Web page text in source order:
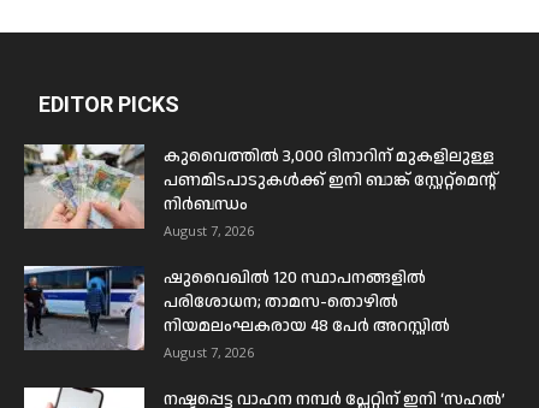
EDITOR PICKS
കുവൈത്തിൽ 3,000 ദിനാറിന് മുകളിലുള്ള
പണമിടപാടുകൾക്ക് ഇനി ബാങ്ക് സ്റ്റേറ്റ്മെന്റ്
നിർബന്ധം
August 7, 2026
ഷുവൈഖിൽ 120 സ്ഥാപനങ്ങളിൽ
പരിശോധന; താമസ-തൊഴിൽ
നിയമലംഘകരായ 48 പേർ അറസ്റ്റിൽ
August 7, 2026
നഷ്ടപ്പെട്ട വാഹന നമ്പർ പ്ലേറ്റിന് ഇനി ‘സഹൽ’